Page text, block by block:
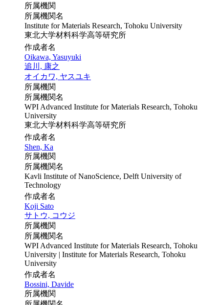
所属機関
所属機関名
Institute for Materials Research, Tohoku University
東北大学材料科学高等研究所
作成者名
Oikawa, Yasuyuki
追川, 康之
オイカワ, ヤスユキ
所属機関
所属機関名
WPI Advanced Institute for Materials Research, Tohoku
University
東北大学材料科学高等研究所
作成者名
Shen, Ka
所属機関
所属機関名
Kavli Institute of NanoScience, Delft University of
Technology
作成者名
Koji Sato
サトウ, コウジ
所属機関
所属機関名
WPI Advanced Institute for Materials Research, Tohoku
University | Institute for Materials Research, Tohoku
University
作成者名
Bossini, Davide
所属機関